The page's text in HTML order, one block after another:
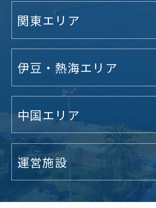
関東エリア
伊豆・熱海エリア
中国エリア
運営施設